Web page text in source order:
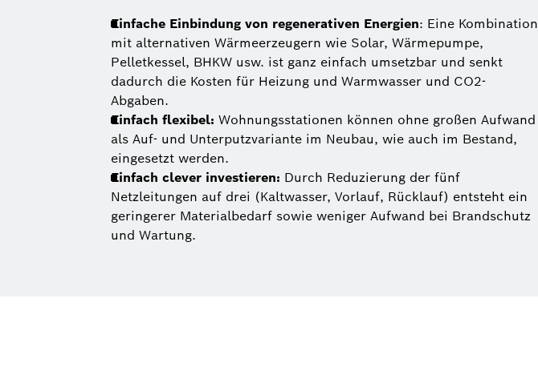
Einfache Einbindung von regenerativen Energien: Eine Kombination
mit alternativen Wärmeerzeugern wie Solar, Wärmepumpe,
Pelletkessel, BHKW usw. ist ganz einfach umsetzbar und senkt
dadurch die Kosten für Heizung und Warmwasser und CO2-
Abgaben.
Einfach flexibel: Wohnungsstationen können ohne großen Aufwand
als Auf- und Unterputzvariante im Neubau, wie auch im Bestand,
eingesetzt werden.
Einfach clever investieren: Durch Reduzierung der fünf
Netzleitungen auf drei (Kaltwasser, Vorlauf, Rücklauf) entsteht ein
geringerer Materialbedarf sowie weniger Aufwand bei Brandschutz
und Wartung.